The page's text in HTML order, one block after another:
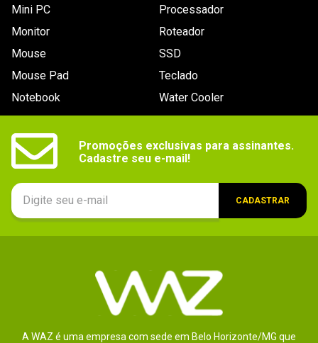
Mini PC
Monitor
Mouse
Mouse Pad
Notebook
Processador
Roteador
SSD
Teclado
Water Cooler
Promoções exclusivas para assinantes.
Cadastre seu e-mail!
CADASTRAR
A WAZ é uma empresa com sede em Belo Horizonte/MG que